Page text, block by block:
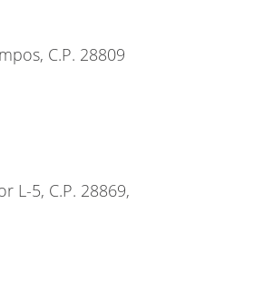
C.P. 28809
L-5, C.P. 28869,